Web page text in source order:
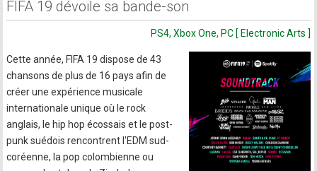
FIFA 19 dévoile sa bande-son
PS4, Xbox One, PC [ Electronic Arts ]
Cette année, FIFA 19 dispose de 43
chansons de plus de 16 pays afin de
créer une expérience musicale
internationale unique où le rock
anglais, le hip hop écossais et le post-
punk suédois rencontrent l'EDM sud-
coréenne, la pop colombienne ou